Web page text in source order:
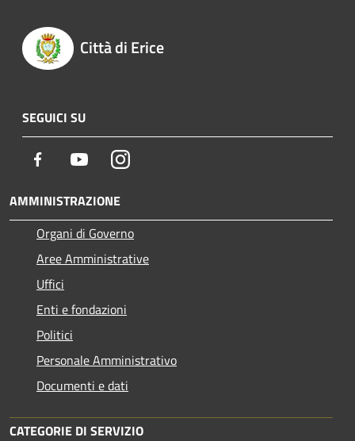
Città di Erice
SEGUICI SU
Facebook YoutubeInstagram
AMMINISTRAZIONE
Organi di Governo
Aree Amministrative
Uffici
Enti e fondazioni
Politici
Personale Amministrativo
Documenti e dati
CATEGORIE DI SERVIZIO